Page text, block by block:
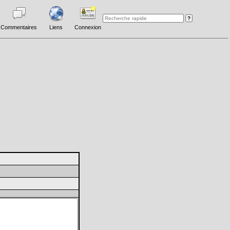
Commentaires Liens Connexion